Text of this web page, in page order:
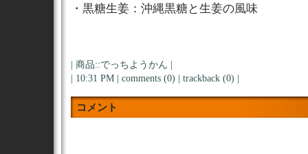
・黒糖生姜：沖縄黒糖と生姜の風味
商品::でっちようかん
| 10:31 PM | comments (0) trackback (0)
コメント